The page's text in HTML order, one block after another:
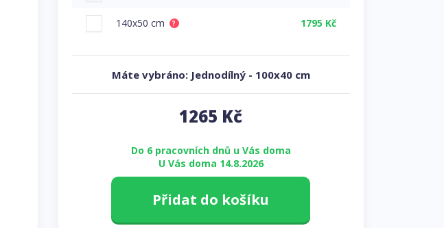
140x50 cm ? 1795 Kč
Máte vybráno: Jednodílný- 100x40 cm
1265 Kč
Do 6 pracovních dnů u Vás doma
U Vás doma 14.8.2026
Přidat do košíku